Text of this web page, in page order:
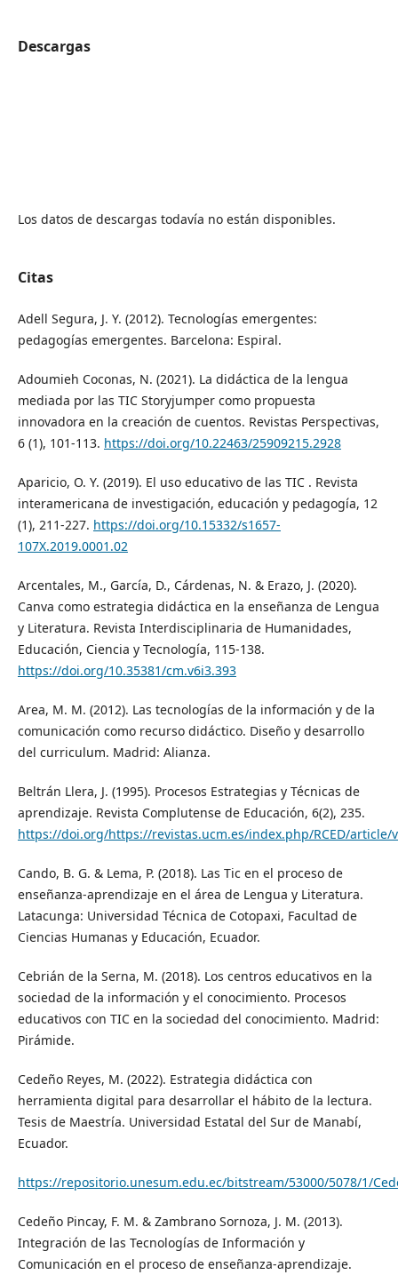
Descargas
Los datos de descargas todavía no están disponibles.
Citas
Adell Segura, J. Y. (2012). Tecnologías emergentes:
pedagogías emergentes. Barcelona: Espiral.
Adoumieh Coconas, N. (2021). La didáctica de la lengua
mediada por las TIC Storyjumper como propuesta
innovadora en la creación de cuentos. Revistas Perspectivas,
6 (1), 101-113. https://doi.org/10.22463/25909215.2928
Aparicio, O. Y. (2019). El uso educativo de las TIC . Revista
interamericana de investigación, educación y pedagogía, 12
(1), 211-227. https://doi.org/10.15332/s1657-
107X.2019.0001.02
Arcentales, M., García, D., Cárdenas, N. & Erazo, J. (2020).
Canva como estrategia didáctica en la enseñanza de Lengua
y Literatura. Revista Interdisciplinaria de Humanidades,
Educación, Ciencia y Tecnología, 115-138.
https://doi.org/10.35381/cm.v6i3.393
Area, M. M. (2012). Las tecnologías de la información y de la
comunicación como recurso didáctico. Diseño y desarrollo
del curriculum. Madrid: Alianza.
Beltrán Llera, J. (1995). Procesos Estrategias y Técnicas de
aprendizaje. Revista Complutense de Educación, 6(2), 235.
https://doi.org/https://revistas.ucm.es/index.php/RCED/article/
Cando, B. G. & Lema, P. (2018). Las Tic en el proceso de
enseñanza-aprendizaje en el área de Lengua y Literatura.
Latacunga: Universidad Técnica de Cotopaxi, Facultad de
Ciencias Humanas y Educación, Ecuador.
Cebrián de la Serna, M. (2018). Los centros educativos en la
sociedad de la información y el conocimiento. Procesos
educativos con TIC en la sociedad del conocimiento. Madrid:
Pirámide.
Cedeño Reyes, M. (2022). Estrategia didáctica con
herramienta digital para desarrollar el hábito de la lectura.
Tesis de Maestría. Universidad Estatal del Sur de Manabí,
Ecuador.
https://repositorio.unesum.edu.ec/bitstream/53000/5078/1/
Cedeño Pincay, F. M. & Zambrano Sornoza, J. M. (2013).
Integración de las Tecnologías de Información y
Comunicación en el proceso de enseñanza-aprendizaje.